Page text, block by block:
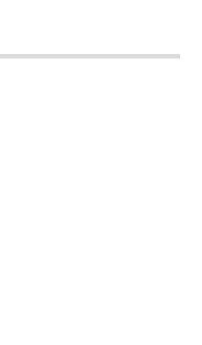
関連して生ず
害等につい
切の責任を負い
該当国の政府
に、本ソフト
または間接に